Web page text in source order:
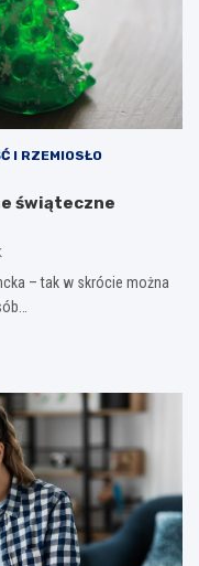
I RZEMIOSŁO
świąteczne
– tak w skrócie można